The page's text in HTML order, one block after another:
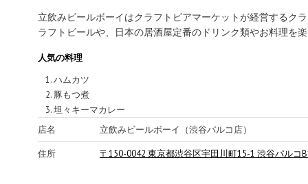
立飲みビールボーイはクラフトビアマーケットが経営するク
ラフトビールや、日本の居酒屋定番のドリンク類やお料理を楽
人気の料理
ハムカツ
豚もつ煮
坦々キーマカレー
店名
立飲みビールボーイ（渋谷パルコ店）
住所 〒150-0042 東京都渋谷区宇田川町15-1 渋谷パルコ